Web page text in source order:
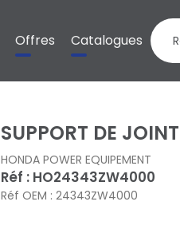
Offres Catalogues
SUPPORT DE JOINT
HONDA POWER EQUIPEMENT
Réf : HO24343ZW4000
Réf OEM : 24343ZW4000